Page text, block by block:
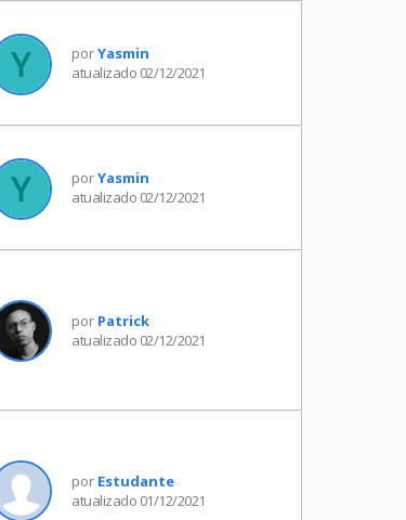
porYasmin
atualizado 02/12/2021
porYasmin
atualizado 02/12/2021
por Patrick
atualizado 02/12/2021
por Estudante
atualizado 01/12/2021